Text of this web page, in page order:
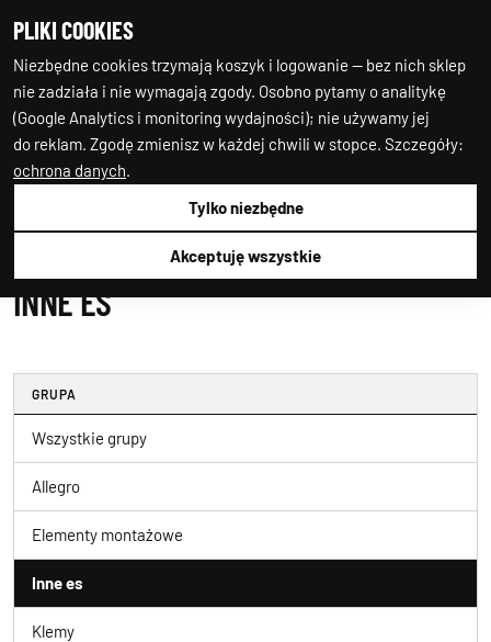
PLIKI COOKIES
Niezbędne cookies trzymają koszyk i logowanie — bez nich sklep
nie zadziała i nie wymagają zgody. Osobno pytamy o analitykę
(Google Analytics i monitoring wydajności); nie używamy jej
do reklam. Zgodę zmienisz w każdej chwili w stopce. Szczegóły:
ochrona danych.
Tylko niezbędne
Akceptuję wszystkie
Inne Es
INNE ES
GRUPA
Wszystkie grupy
Allegro
Elementy montażowe
Inne es
Klemy